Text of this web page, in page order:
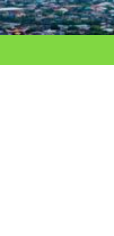
Loncat
ke
konten